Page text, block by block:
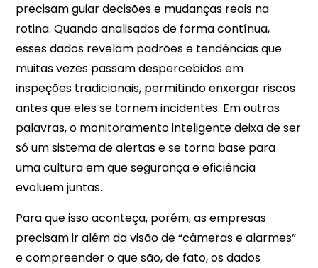
precisam guiar decisões e mudanças reais na
rotina. Quando analisados de forma contínua,
esses dados revelam padrões e tendências que
muitas vezes passam despercebidos em
inspeções tradicionais, permitindo enxergar riscos
antes que eles se tornem incidentes. Em outras
palavras, o monitoramento inteligente deixa de ser
só um sistema de alertas e se torna base para
uma cultura em que segurança e eficiência
evoluem juntas.
Para que isso aconteça, porém, as empresas
precisam ir além da visão de “câmeras e alarmes”
e compreender o que são, de fato, os dados